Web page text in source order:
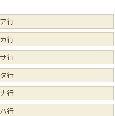
ア行
カ行
サ行
タ行
ナ行
ハ行